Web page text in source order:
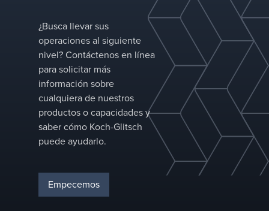
confiabilidad
operativa,
tiempo de
inactividad
imprevisto y
optimizar la
eficiencia del
proceso.
¿Busca llevar sus
operaciones al siguiente
nivel? Contáctenos en línea
para solicitar más
información sobre
cualquiera de nuestros
productos o capacidades y
saber cómo Koch-Glitsch
puede ayudarlo.
Empecemos